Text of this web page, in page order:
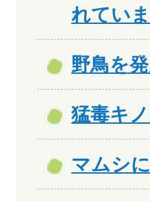
れてい
野鳥を
猛毒キ
マムシ